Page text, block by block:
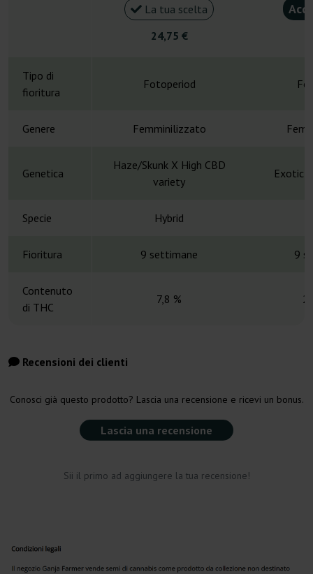
La tua scelta
24,75 €
Tipo di
fioritura
Fotoperiod
Genere Femminilizzato
Genetica
Haze/Skunk X High CBD
variety
Exotic
Specie Hybrid
Fioritura 9 settimane 9
Contenuto
di THC
7,8 %
Recensioni dei clienti
Conosci già questo prodotto? Lascia una recensione e ricevi un bonus.
Lascia una recensione
Sii il primo ad aggiungere la tua recensione!